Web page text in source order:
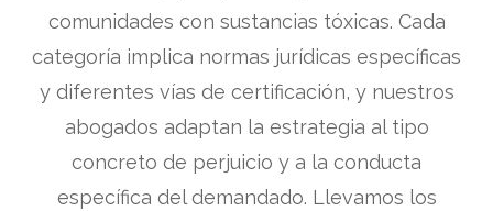
comunidades con sustancias tóxicas. Cada
categoría implica normas jurídicas específicas
y diferentes vías de certificación, y nuestros
abogados adaptan la estrategia al tipo
concreto de perjuicio y a la conducta
específica del demandado. Llevamos los